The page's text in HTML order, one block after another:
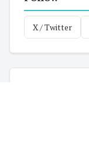
X / Twitter